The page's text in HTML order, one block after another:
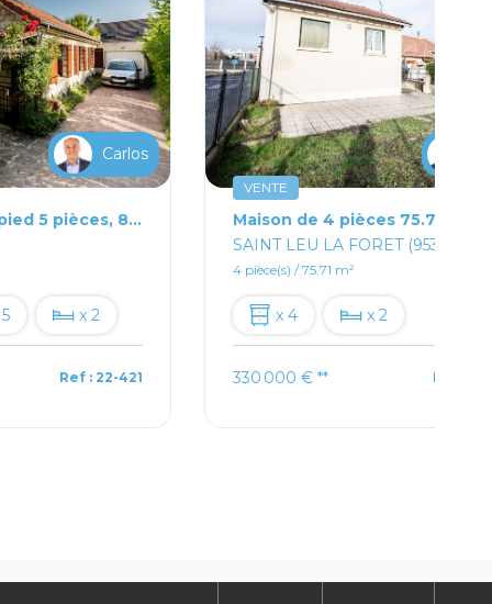
Carlos
Maison de plain-pied 5 pièces, 81 m² à Ermont
x 2
Ref : 22-421
VENTE
Maison de 4 pièces 75.71m²
SAINT LEU LA FORET (95320)
4 pièce(s) / 75.71 m²
x 4 x 2
330 000 € ** Ref :